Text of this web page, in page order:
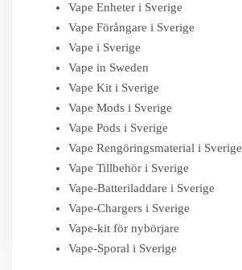
Vape Enheter i Sverige
Vape Förångare i Sverige
Vape i Sverige
Vape in Sweden
Vape Kit i Sverige
Vape Mods i Sverige
Vape Pods i Sverige
Vape Rengöringsmaterial i Sverige
Vape Tillbehör i Sverige
Vape-Batteriladdare i Sverige
Vape-Chargers i Sverige
Vape-kit för nybörjare
Vape-Sporal i Sverige